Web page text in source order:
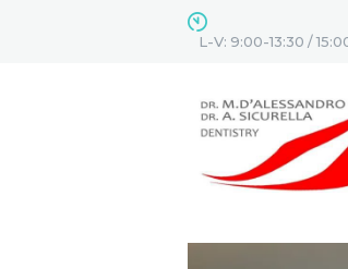
L-V: 9:00-13:30 /